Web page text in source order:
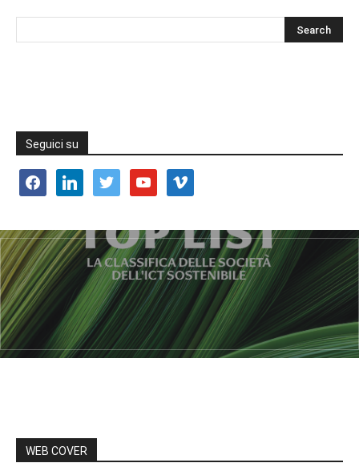
Seguici su
facebooklinkedin twitter youtube vimeo
WEB COVER